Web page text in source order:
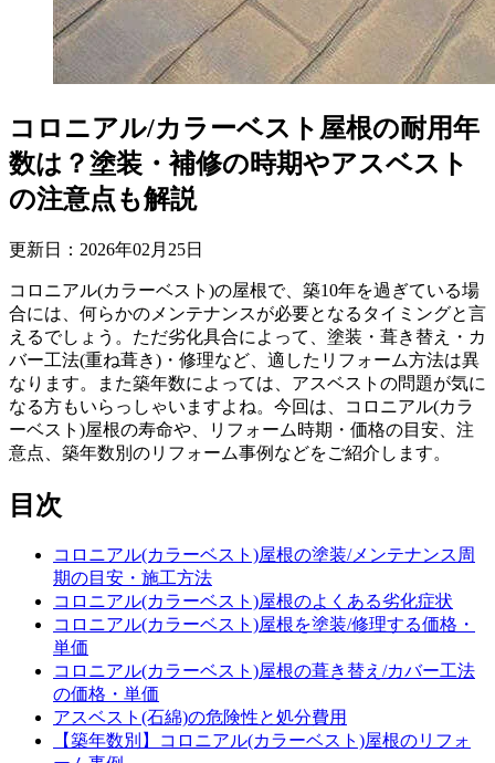
コロニアル/カラーベスト屋根の耐用年
数は？塗装・補修の時期やアスベスト
の注意点も解説
更新日： 2026年02 月 25日
コロニアル(カラーベスト)の屋根で、築10年を過ぎている場
合には、何らかのメンテナンスが必要となるタイミングと言
えるでしょう。ただ劣化具合によって、塗装・葺き替え・カ
バー工法(重ね葺き)・修理など、適したリフォーム方法は異
なります。また築年数によっては、アスベストの問題が気に
なる方もいらっしゃいますよね。今回は、コロニアル(カラ
ーベスト)屋根の寿命や、リフォーム時期・価格の目安、注
意点、築年数別のリフォーム事例などをご紹介します。
目次
コロニアル(カラーベスト)屋根の塗装/メンテナンス周
期の目安・施工方法
コロニアル(カラーベスト)屋根のよくある劣化症状
コロニアル(カラーベスト)屋根を塗装/修理する価格・
単価
コロニアル(カラーベスト)屋根の葺き替え/カバー工法
の価格・単価
アスベスト(石綿)の危険性と処分費用
【築年数別】コロニアル(カラーベスト)屋根のリフォ